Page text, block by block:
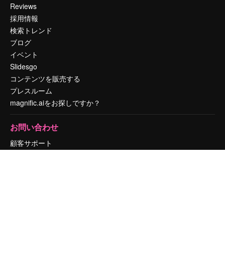
Reviews
採用情報
検索トレンド
ブログ
イベント
Slidesgo
コンテンツを販売する
プレスルーム
magnific.aiをお探しですか？
お問い合わせ
顧客サポート